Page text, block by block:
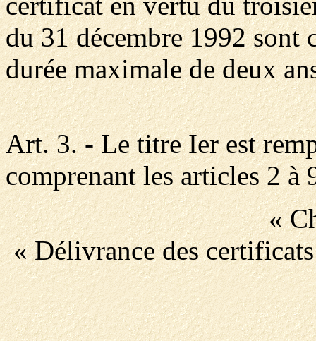
du 31 décembre 1992 sont
durée maximale de deux
Art. 3. - Le titre Ier est
comprenant les articles 2
«
« Délivrance des